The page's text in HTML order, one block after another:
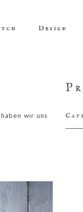
Design
wir uns